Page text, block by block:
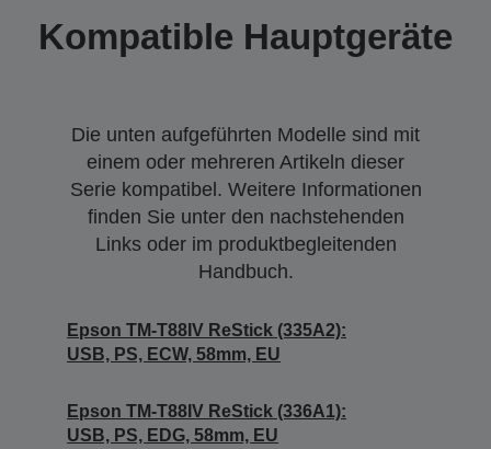
Kompatible Hauptgeräte
Die unten aufgeführten Modelle sind mit
einem oder mehreren Artikeln dieser
Serie kompatibel. Weitere Informationen
finden Sie unter den nachstehenden
Links oder im produktbegleitenden
Handbuch.
Epson TM-T88IV ReStick (335A2):
USB, PS, ECW, 58mm, EU
Epson TM-T88IV ReStick (336A1):
USB, PS, EDG, 58mm, EU